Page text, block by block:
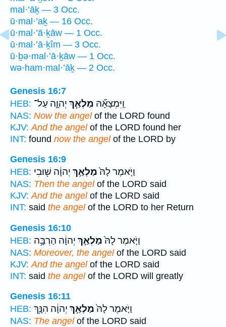
mal·’āḵ — 3 Occ.
ū·mal·’aḵ — 16 Occ.
ū·mal·’ā·ḵāw — 1 Occ.
ū·mal·’ā·ḵîm — 3 Occ.
ū·ḇə·mal·’ā·ḵāw — 1 Occ.
wə·ham·mal·’āḵ — 2 Occ.
Genesis 16:7
HEB:
וַֽיִּמְצָאָ֞הּ מַלְאַ֧ךְ יְהוָ֛ה עַל־
NAS: Now the angelof the LORD found
KJV: And the angelof the LORD found her
INT: found now the angelof the LORD by
Genesis 16:9
HEB:
וַיֹּ֤אמֶר לָהּ֙מַלְאַ֣ךְ יְהוָ֔ה שׁ֖וּבִי
NAS: Then the angelof the LORD said
KJV: And the angelof the LORD said
INT: said the angelof the LORD to her Return
Genesis 16:10
HEB:
וַיֹּ֤אמֶר לָהּ֙מַלְאַ֣ךְ יְהוָ֔ה הַרְבָּ֥ה
NAS: Moreover, the angelof the LORD said
KJV: And the angelof the LORD said
INT: said the angelof the LORD will greatly
Genesis 16:11
HEB:
וַיֹּ֤אמֶר לָהּ֙מַלְאַ֣ךְ יְהוָ֔ה הִנָּ֥ךְ
NAS: The angelof the LORD said